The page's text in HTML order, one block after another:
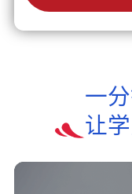
一
让